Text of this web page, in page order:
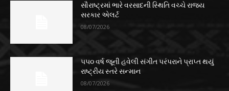
સૌરાષ્ટ્રમાં ભારે વરસાદની સ્થિતિ વચ્ચે રાજ્ય
સરકાર એલર્ટ
08/07/2026
૫૫૦ વર્ષ જૂની હવેલી સંગીત પરંપરાને પ્રાપ્ત થયું
રાષ્ટ્રીય સ્તરે સન્માન
08/07/2026